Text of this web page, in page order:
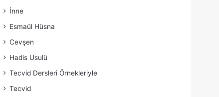
İnne
Esmaül Hüsna
Cevşen
Hadis Usulü
Tecvid Dersleri Örnekleriyle
Tecvid